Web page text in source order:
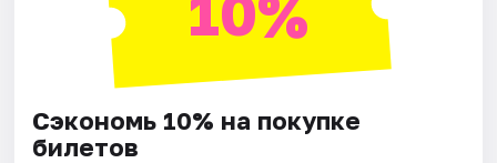
Сэкономь 10% на покупке
билетов